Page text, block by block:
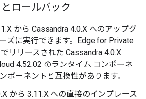
ロールバック
から Cassandra 4.0.X へのアップグ
ズに実行できます。Edge for Private
リリースされた Cassandra 4.0.X
4.52.02 のランタイム コンポーネ
ポーネントと互換性があります。
から 3.11.X への直接のインプレース